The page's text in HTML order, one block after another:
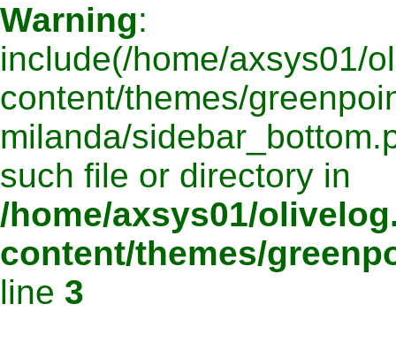
Warning:
include(/home/axsys01/
content/themes/
milanda/
such file or directory in
/home/axsys01/
content/themes/
line 3